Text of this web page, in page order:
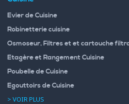
Evier de Cuisine
Robinetterie cuisine
Osmoseur, Filtres et et cartouche
Etagère et Rangement Cuisine
Poubelle de Cuisine
Egouttoirs de Cuisine
> VOIR PLUS